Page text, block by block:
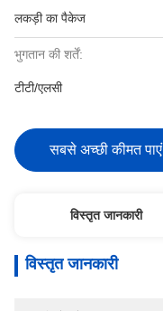
लकड़ी का पैकेज
भुगतान की शर्तें:
टीटी/एलसी
सबसे अच्छी कीमत पाएं
विस्तृत जानकारी
विस्तृत जानकारी